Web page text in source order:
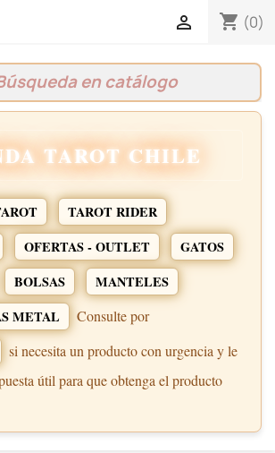
shopping_cart (0)

TAROT CHILE
TAROT RIDER
OFERTAS - OUTLET
GATOS
BOLSAS
MANTELES
METAL
Consulte por
si necesita un producto con urgencia y le
útil para que obtenga el producto